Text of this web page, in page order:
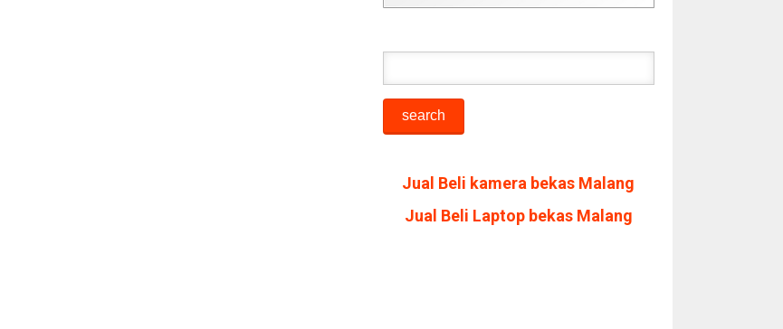
Jual Beli kamera bekas Malang
Jual Beli Laptop bekas Malang